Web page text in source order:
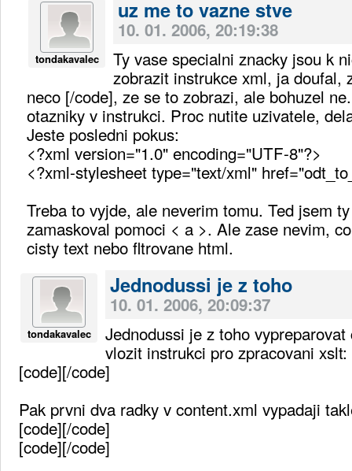
tondakavalec
uz me to vazne stve
10. 01. 2006, 20:19:38
Ty vase specialni znacky jsou k
zobrazit instrukce xml, ja doufal,
neco [/code], ze se to zobrazi, ale bohuzel
otazniky v instrukci. Proc nutite uzivatele,
Jeste posledni pokus:
<?xml version="1.0" encoding="UTF-8"?>
<?xml-stylesheet type="text/xml"
Treba to vyjde, ale neverim tomu. Ted jsem
zamaskoval pomoci < a >. Ale zase nevim,
cisty text nebo fltrovane html.
tondakavalec
Jednodussi je z toho
10. 01. 2006, 20:09:37
Jednodussi je z toho
vlozit instrukci pro zpracovani xslt:
[code][/code]
Pak prvni dva radky v content.xml vypadaji
[code][/code]
[code][/code]